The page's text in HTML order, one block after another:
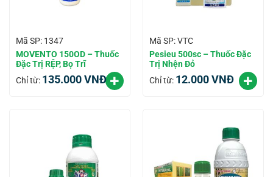
Mã SP: 1347
MOVENTO 150OD – Thuốc
Đặc Trị RỆP, Bọ Trĩ
Chỉ từ: 135.000VNĐ
Mã SP: VTC
Pesieu 500sc – Thuốc Đặc
Trị Nhện Đỏ
Chỉ từ: 12.000VNĐ